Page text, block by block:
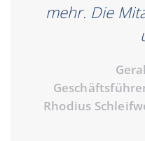
mehr. Die
Rhodius